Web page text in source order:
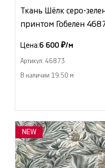
Ткань Шёлк серо-
принтом Гобелен
Цена:6 600 ₽/м
Артикул: 46873
В наличии 19.50 м
NEW